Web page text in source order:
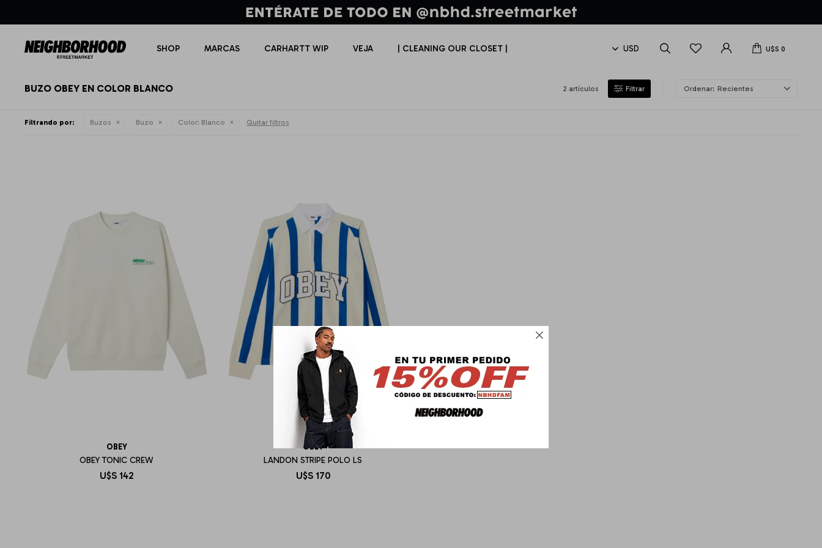

SHOP MARCAS CARHARTT WIP VEJA | CLEANING OUR CLOSET | U$S 0
BUZO OBEY EN COLOR BLANCO 2 artículos Recientes
Filtrando por: Buzos Buzo Color: Blanco Quitar filtros
OBEY
OBEY TONIC CREW
U$S 142
OBEY
LANDON STRIPE POLO LS
U$S 170